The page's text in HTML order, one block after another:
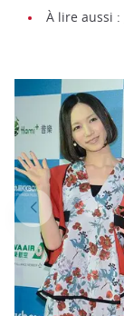
À lire aussi :